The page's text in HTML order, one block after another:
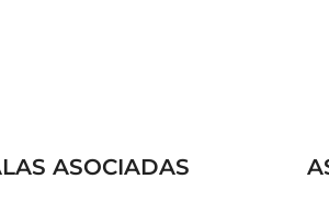
ASOCIADAS